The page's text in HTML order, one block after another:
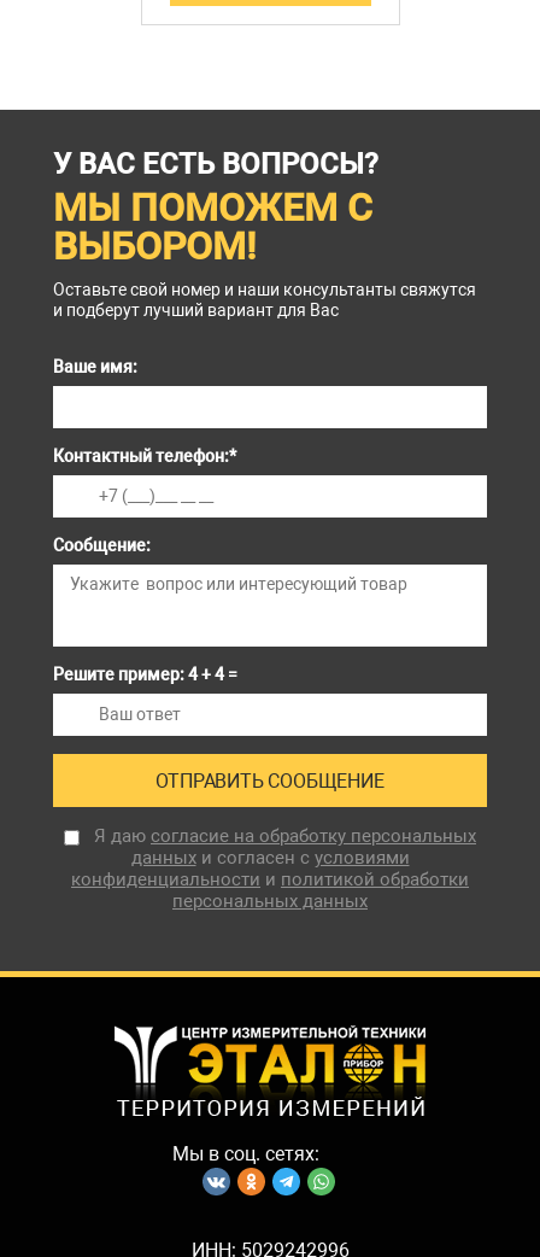
У ВАС ЕСТЬ ВОПРОСЫ?
МЫ ПОМОЖЕМ С
ВЫБОРОМ!
Оставьте свой номер и наши консультанты свяжутся
и подберут лучший вариант для Вас
Ваше имя:
Контактный телефон:*
Сообщение:
Решите пример: 4 + 4 =
Я даю согласие на обработку персональных
данныхи согласен с условиями
конфиденциальности и политикой обработки
персональных данных
Мы в соц. сетях:
ИНН: 5029242996